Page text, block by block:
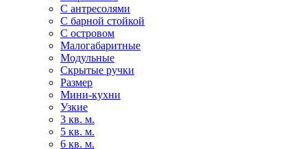
С антресолями
С барной стойкой
С островом
Малогабаритные
Модульные
Скрытые ручки
Размер
Мини-кухни
Узкие
3 кв. м.
5 кв. м.
6 кв. м.